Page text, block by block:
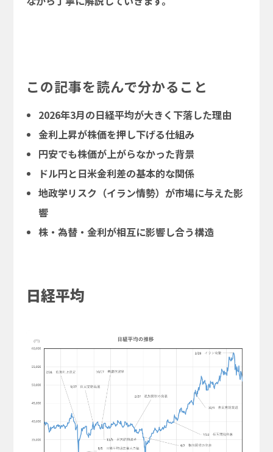
この記事を読んで分かること
2026年3月の日経平均が大きく下落した理由
金利上昇が株価を押し下げる仕組み
円安でも株価が上がらなかった背景
ドル円と日米金利差の基本的な関係
地政学リスク（イラン情勢）が市場に与えた影
響
株・為替・金利が相互に影響し合う構造
日経平均